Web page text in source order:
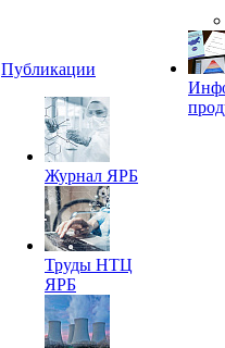
Публикации
Журнал ЯРБ
Труды НТЦ
ЯРБ